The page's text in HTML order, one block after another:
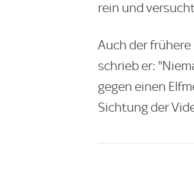
rein und
Auch der frühere
schrieb er:
gegen einen
Sichtung der